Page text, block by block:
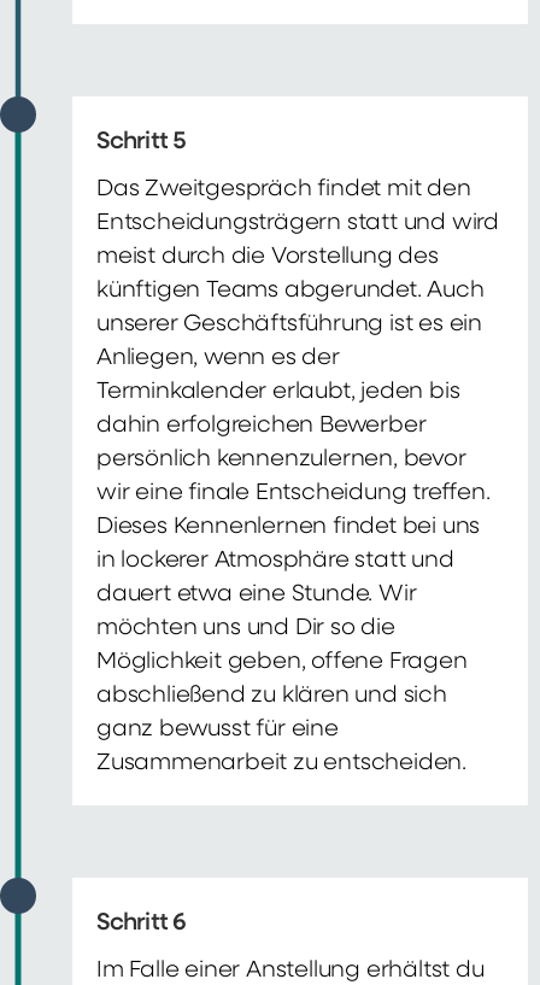
Schritt 5
Das Zweitgespräch findet mit den
Entscheidungsträgern statt und wird
meist durch die Vorstellung des
künftigen Teams abgerundet. Auch
unserer Geschäftsführung ist es ein
Anliegen, wenn es der
Terminkalender erlaubt, jeden bis
dahin erfolgreichen Bewerber
persönlich kennenzulernen, bevor
wir eine finale Entscheidung treffen.
Dieses Kennenlernen findet bei uns
in lockerer Atmosphäre statt und
dauert etwa eine Stunde. Wir
möchten uns und Dir so die
Möglichkeit geben, offene Fragen
abschließend zu klären und sich
ganz bewusst für eine
Zusammenarbeit zu entscheiden.
Schritt 6
Im Falle einer Anstellung erhältst du